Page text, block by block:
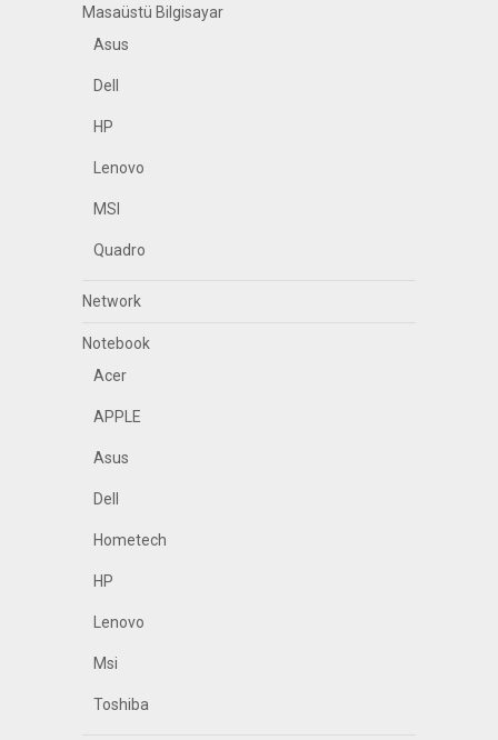
Masaüstü Bilgisayar
Asus
Dell
HP
Lenovo
MSI
Quadro
Network
Notebook
Acer
APPLE
Asus
Dell
Hometech
HP
Lenovo
Msi
Toshiba